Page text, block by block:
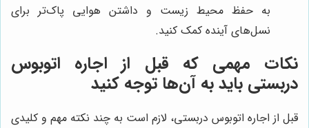
به حفظ محیط زیست و داشتن هوایی پاک‌تر برای
نسل‌های آینده کمک کنید.
نکات مهمی که قبل از اجاره اتوبوس
دربستی باید به آن‌ها توجه کنید
قبل از اجاره اتوبوس دربستی، لازم است به چند نکته مهم و کلیدی